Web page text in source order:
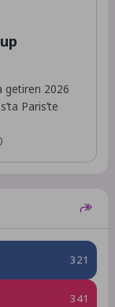
getiren 2026
Paris’te
321
341